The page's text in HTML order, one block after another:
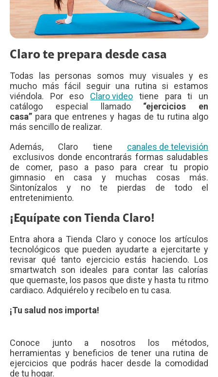
Claro te prepara desde casa
Todas las personas somos muy visuales y es
mucho más fácil seguir una rutina si estamos
viéndola. Por eso Claro video tiene para ti un
catálogo especial llamado “ejercicios en
casa” para que entrenes y hagas de tu rutina algo
más sencillo de realizar.
Además, Claro tiene canales de televisión
exclusivos donde encontrarás formas saludables
de comer, paso a paso para crear tu propio
gimnasio en casa y muchas cosas más.
Sintonízalos y no te pierdas de todo el
entretenimiento.
¡Equípate con Tienda Claro!
Entra ahora a Tienda Claro y conoce los artículos
tecnológicos que pueden ayudarte a ejercitarte y
revisar qué tanto ejercicio estás haciendo. Los
smartwatch son ideales para contar las calorías
que quemaste, los pasos que diste y hasta tu ritmo
cardiaco. Adquiérelo y recíbelo en tu casa.
¡Tu salud nos importa!
Conoce junto a nosotros los métodos,
herramientas y beneficios de tener una rutina de
ejercicios que podrás hacer desde la comodidad
de tu hogar.